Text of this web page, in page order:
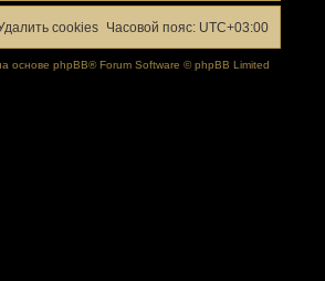
Часовой пояс: UTC+03:00
cookies
основе phpBB® Forum Software © phpBB Limited